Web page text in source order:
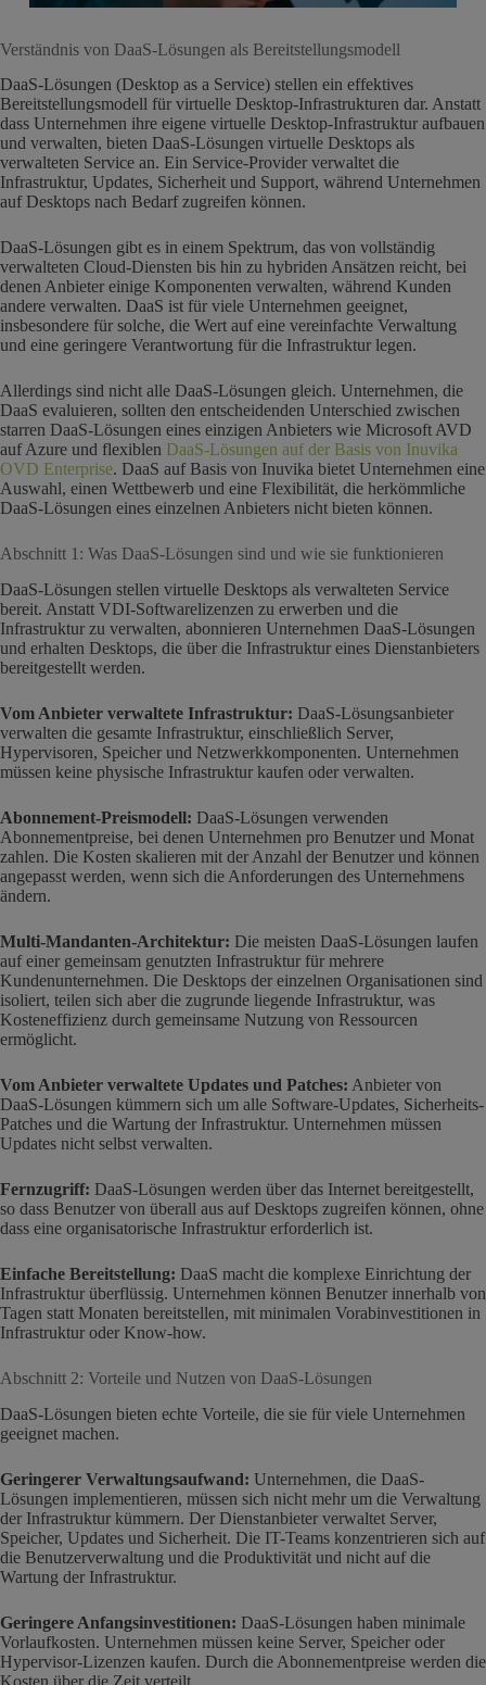
Verständnis von DaaS-Lösungen als Bereitstellungsmodell
DaaS-Lösungen (Desktop as a Service) stellen ein effektives
Bereitstellungsmodell für virtuelle Desktop-Infrastrukturen dar. Anstatt
dass Unternehmen ihre eigene virtuelle Desktop-Infrastruktur aufbauen
und verwalten, bieten DaaS-Lösungen virtuelle Desktops als
verwalteten Service an. Ein Service-Provider verwaltet die
Infrastruktur, Updates, Sicherheit und Support, während Unternehmen
auf Desktops nach Bedarf zugreifen können.
DaaS-Lösungen gibt es in einem Spektrum, das von vollständig
verwalteten Cloud-Diensten bis hin zu hybriden Ansätzen reicht, bei
denen Anbieter einige Komponenten verwalten, während Kunden
andere verwalten. DaaS ist für viele Unternehmen geeignet,
insbesondere für solche, die Wert auf eine vereinfachte Verwaltung
und eine geringere Verantwortung für die Infrastruktur legen.
Allerdings sind nicht alle DaaS-Lösungen gleich. Unternehmen, die
DaaS evaluieren, sollten den entscheidenden Unterschied zwischen
starren DaaS-Lösungen eines einzigen Anbieters wie Microsoft AVD
auf Azure und flexiblen DaaS-Lösungen auf der Basis von Inuvika
OVD Enterprise. DaaS auf Basis von Inuvika bietet Unternehmen eine
Auswahl, einen Wettbewerb und eine Flexibilität, die herkömmliche
DaaS-Lösungen eines einzelnen Anbieters nicht bieten können.
Abschnitt 1: Was DaaS-Lösungen sind und wie sie funktionieren
DaaS-Lösungen stellen virtuelle Desktops als verwalteten Service
bereit. Anstatt VDI-Softwarelizenzen zu erwerben und die
Infrastruktur zu verwalten, abonnieren Unternehmen DaaS-Lösungen
und erhalten Desktops, die über die Infrastruktur eines Dienstanbieters
bereitgestellt werden.
Vom Anbieter verwaltete Infrastruktur: DaaS-Lösungsanbieter
verwalten die gesamte Infrastruktur, einschließlich Server,
Hypervisoren, Speicher und Netzwerkkomponenten. Unternehmen
müssen keine physische Infrastruktur kaufen oder verwalten.
Abonnement-Preismodell: DaaS-Lösungen verwenden
Abonnementpreise, bei denen Unternehmen pro Benutzer und Monat
zahlen. Die Kosten skalieren mit der Anzahl der Benutzer und können
angepasst werden, wenn sich die Anforderungen des Unternehmens
ändern.
Multi-Mandanten-Architektur: Die meisten DaaS-Lösungen laufen
auf einer gemeinsam genutzten Infrastruktur für mehrere
Kundenunternehmen. Die Desktops der einzelnen Organisationen sind
isoliert, teilen sich aber die zugrunde liegende Infrastruktur, was
Kosteneffizienz durch gemeinsame Nutzung von Ressourcen
ermöglicht.
Vom Anbieter verwaltete Updates und Patches: Anbieter von
DaaS-Lösungen kümmern sich um alle Software-Updates, Sicherheits-
Patches und die Wartung der Infrastruktur. Unternehmen müssen
Updates nicht selbst verwalten.
Fernzugriff: DaaS-Lösungen werden über das Internet bereitgestellt,
so dass Benutzer von überall aus auf Desktops zugreifen können, ohne
dass eine organisatorische Infrastruktur erforderlich ist.
Einfache Bereitstellung: DaaS macht die komplexe Einrichtung der
Infrastruktur überflüssig. Unternehmen können Benutzer innerhalb von
Tagen statt Monaten bereitstellen, mit minimalen Vorabinvestitionen in
Infrastruktur oder Know-how.
Abschnitt 2: Vorteile und Nutzen von DaaS-Lösungen
DaaS-Lösungen bieten echte Vorteile, die sie für viele Unternehmen
geeignet machen.
Geringerer Verwaltungsaufwand: Unternehmen, die DaaS-
Lösungen implementieren, müssen sich nicht mehr um die Verwaltung
der Infrastruktur kümmern. Der Dienstanbieter verwaltet Server,
Speicher, Updates und Sicherheit. Die IT-Teams konzentrieren sich auf
die Benutzerverwaltung und die Produktivität und nicht auf die
Wartung der Infrastruktur.
Geringere Anfangsinvestitionen: DaaS-Lösungen haben minimale
Vorlaufkosten. Unternehmen müssen keine Server, Speicher oder
Hypervisor-Lizenzen kaufen. Durch die Abonnementpreise werden die
Kosten über die Zeit verteilt.